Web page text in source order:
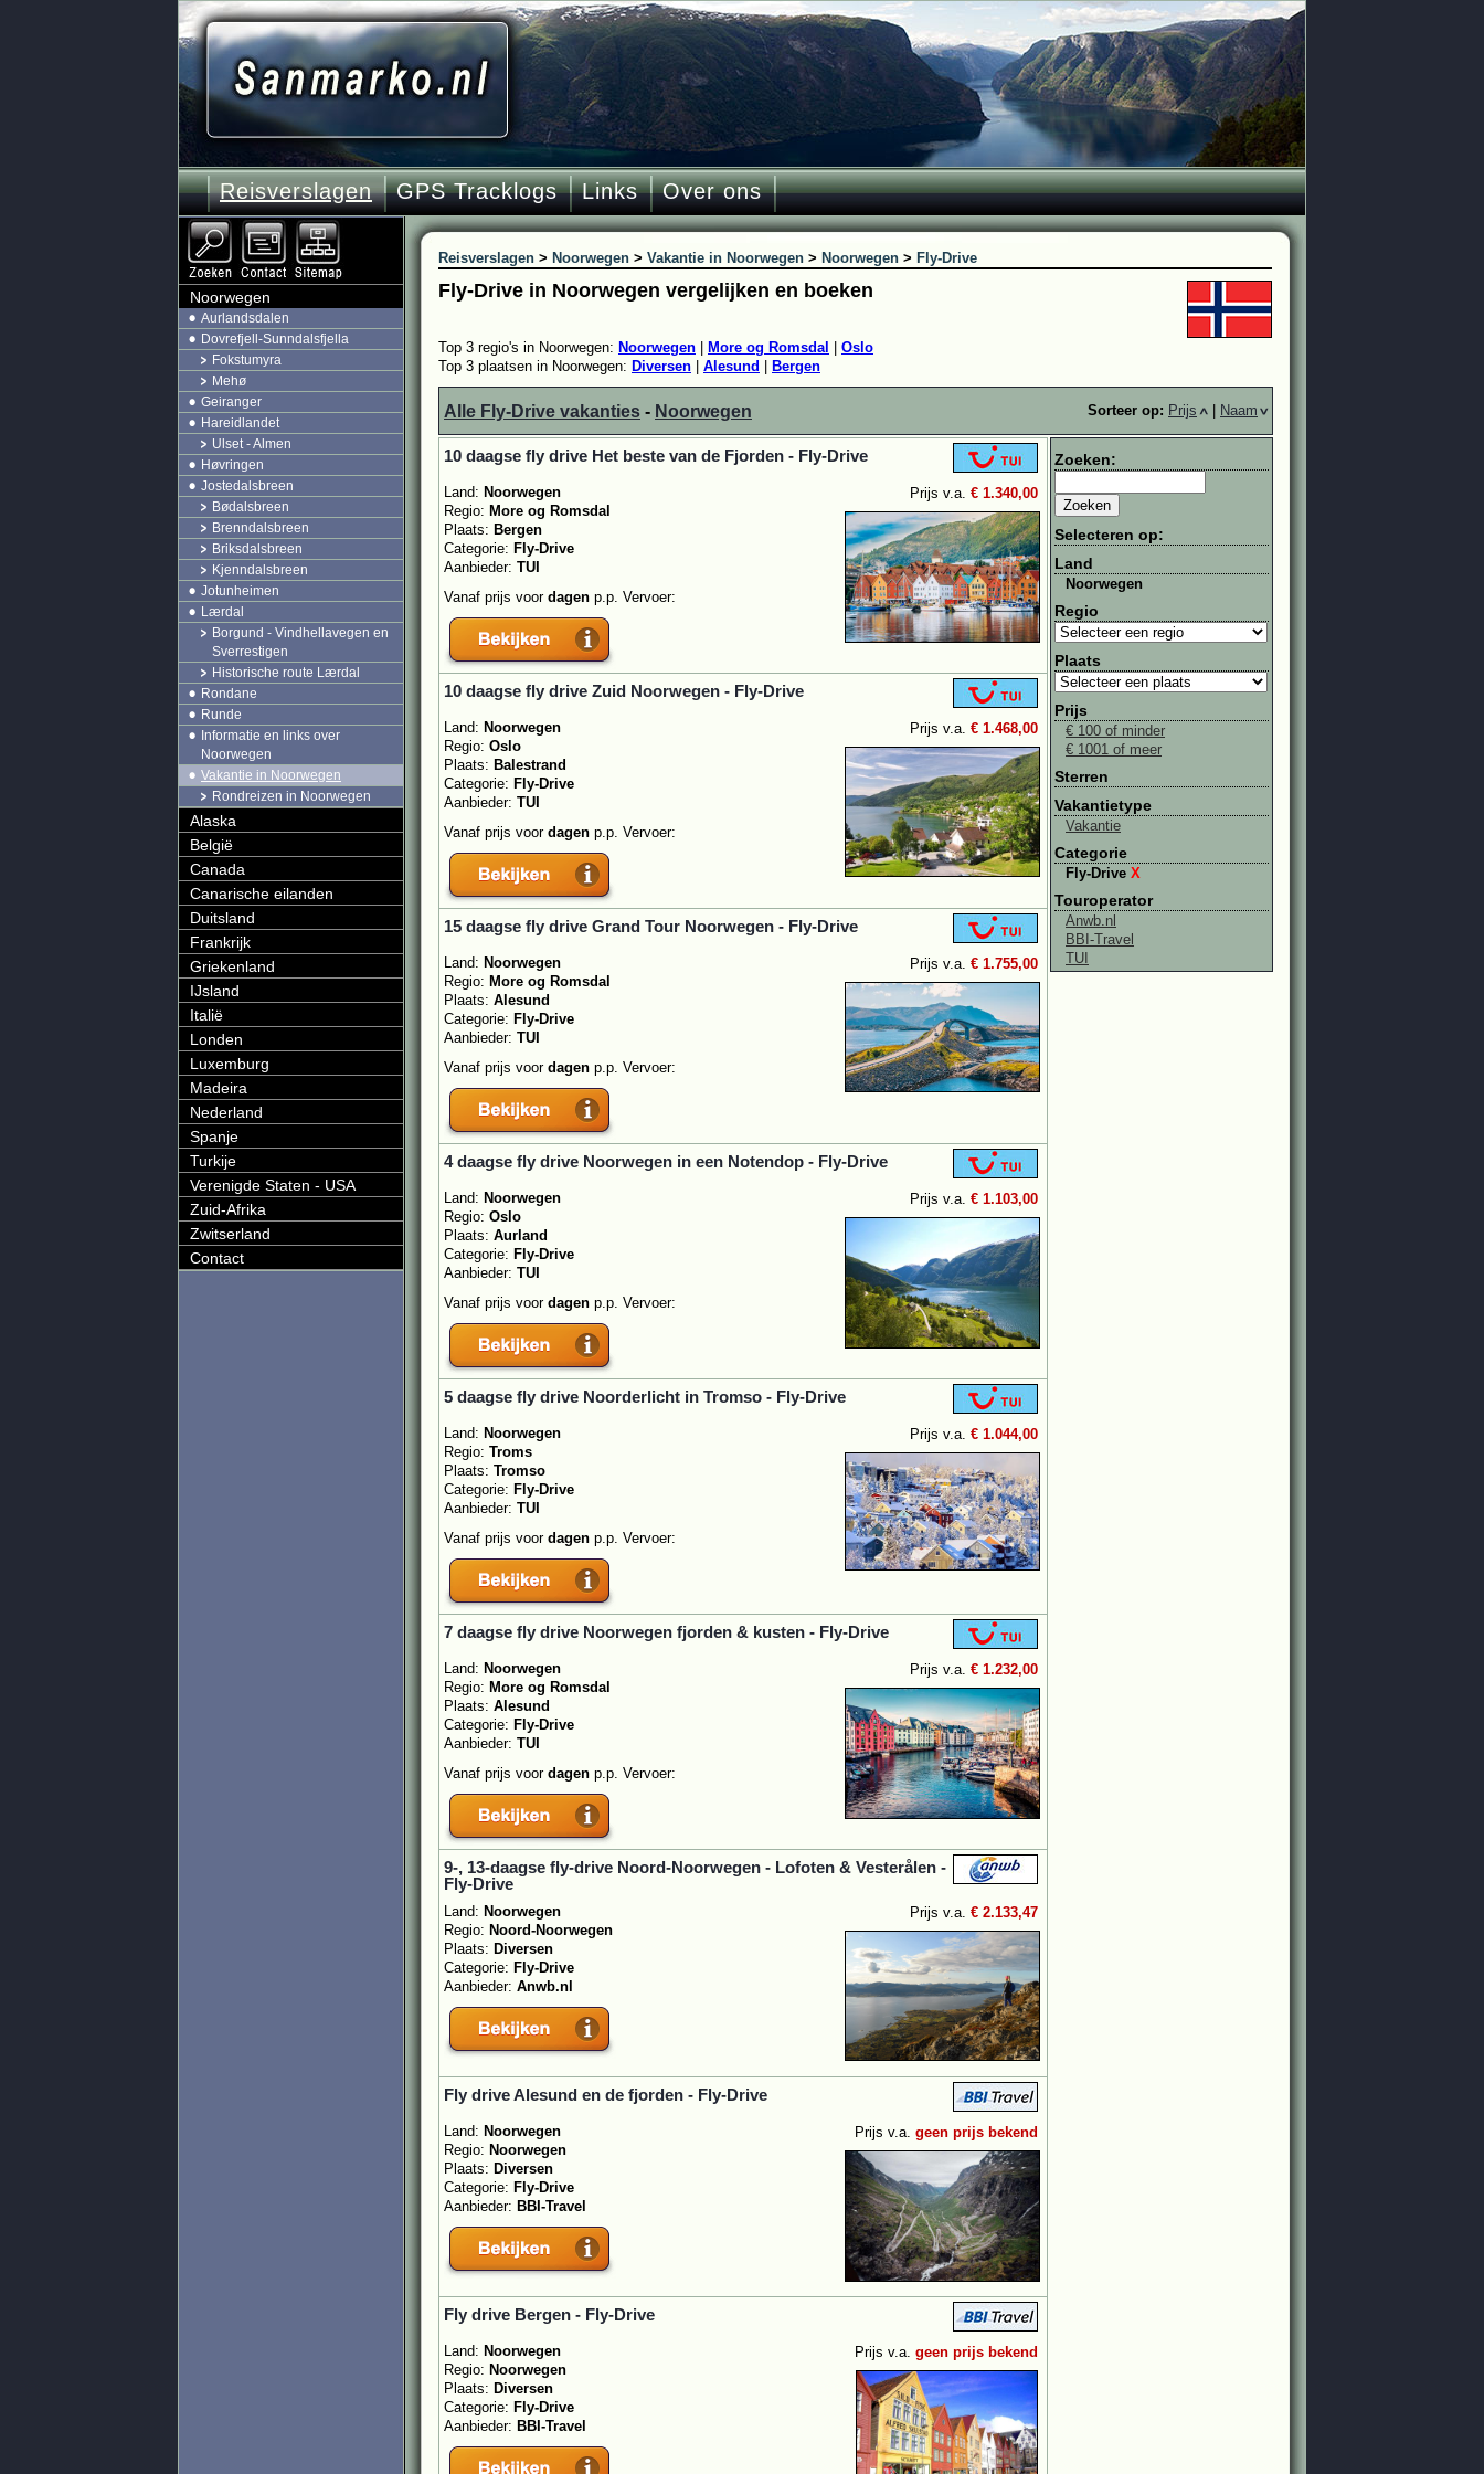
Reisverslagen GPS Tracklogs Links Over ons
Reisverslagen > Noorwegen > Vakantie in Noorwegen > Noorwegen > Fly-Drive
Fly-Drive in Noorwegen vergelijken en boeken
Top 3 regio's in Noorwegen: Noorwegen More og Romsdal
Oslo
Top 3 plaatsen in Noorwegen: Diversen Alesund Bergen
Alle Fly-Drive vakanties - Noorwegen Sorteer op: Prijs Naam
10 daagse fly drive Het beste van de Fjorden - Fly-Drive
Prijs v.a. € 1.340,00
Land: Noorwegen
Regio: More og Romsdal
Plaats: Bergen
Categorie: Fly-Drive
Aanbieder: TUI
Vanaf prijs voor dagen p.p. Vervoer:
10 daagse fly drive Zuid Noorwegen - Fly-Drive
Prijs v.a. € 1.468,00
Land: Noorwegen
Regio: Oslo
Plaats: Balestrand
Categorie: Fly-Drive
Aanbieder: TUI
Vanaf prijs voor dagen p.p. Vervoer:
15 daagse fly drive Grand Tour Noorwegen - Fly-Drive
Prijs v.a. € 1.755,00
Land: Noorwegen
Regio: More og Romsdal
Plaats: Alesund
Categorie: Fly-Drive
Aanbieder: TUI
Vanaf prijs voor dagen p.p. Vervoer:
4 daagse fly drive Noorwegen in een Notendop - Fly-Drive
Prijs v.a. € 1.103,00
Land: Noorwegen
Regio: Oslo
Plaats: Aurland
Categorie: Fly-Drive
Aanbieder: TUI
Vanaf prijs voor dagen p.p. Vervoer:
5 daagse fly drive Noorderlicht in Tromso - Fly-Drive
Prijs v.a. € 1.044,00
Land: Noorwegen
Regio: Troms
Plaats: Tromso
Categorie: Fly-Drive
Aanbieder: TUI
Vanaf prijs voor dagen p.p. Vervoer:
7 daagse fly drive Noorwegen fjorden & kusten - Fly-Drive
Prijs v.a. € 1.232,00
Land: Noorwegen
Regio: More og Romsdal
Plaats: Alesund
Categorie: Fly-Drive
Aanbieder: TUI
Vanaf prijs voor dagen p.p. Vervoer:
9-, 13-daagse fly-drive Noord-Noorwegen - Lofoten & Vesterålen -
Fly-Drive
Prijs v.a. € 2.133,47
Land: Noorwegen
Regio: Noord-Noorwegen
Plaats: Diversen
Categorie: Fly-Drive
Aanbieder: Anwb.nl
Fly drive Alesund en de fjorden - Fly-Drive
Prijs v.a. geen prijs bekend
Land: Noorwegen
Regio: Noorwegen
Plaats: Diversen
Categorie: Fly-Drive
Aanbieder: BBI-Travel
Fly drive Bergen - Fly-Drive
Prijs v.a. geen prijs bekend
Land: Noorwegen
Regio: Noorwegen
Plaats: Diversen
Categorie: Fly-Drive
Aanbieder: BBI-Travel
Zoeken:
Selecteren op:
Land
Noorwegen
Regio
Plaats
Prijs
€ 100 of minder
€ 1001 of meer
Sterren
Vakantietype
Vakantie
Categorie
Fly-Drive X
Touroperator
Anwb.nl
BBI-Travel
TUI
Noorwegen
Aurlandsdalen
Dovrefjell-Sunndalsfjella
Fokstumyra
Mehø
Geiranger
Hareidlandet
Ulset - Almen
Høvringen
Jostedalsbreen
Bødalsbreen
Brenndalsbreen
Briksdalsbreen
Kjenndalsbreen
Jotunheimen
Lærdal
Borgund - Vindhellavegen en
Sverrestigen
Historische route Lærdal
Rondane
Runde
Informatie en links over
Noorwegen
Vakantie in Noorwegen
Rondreizen in Noorwegen
Alaska
België
Canada
Canarische eilanden
Duitsland
Frankrijk
Griekenland
IJsland
Italië
Londen
Luxemburg
Madeira
Nederland
Spanje
Turkije
Verenigde Staten - USA
Zuid-Afrika
Zwitserland
Contact